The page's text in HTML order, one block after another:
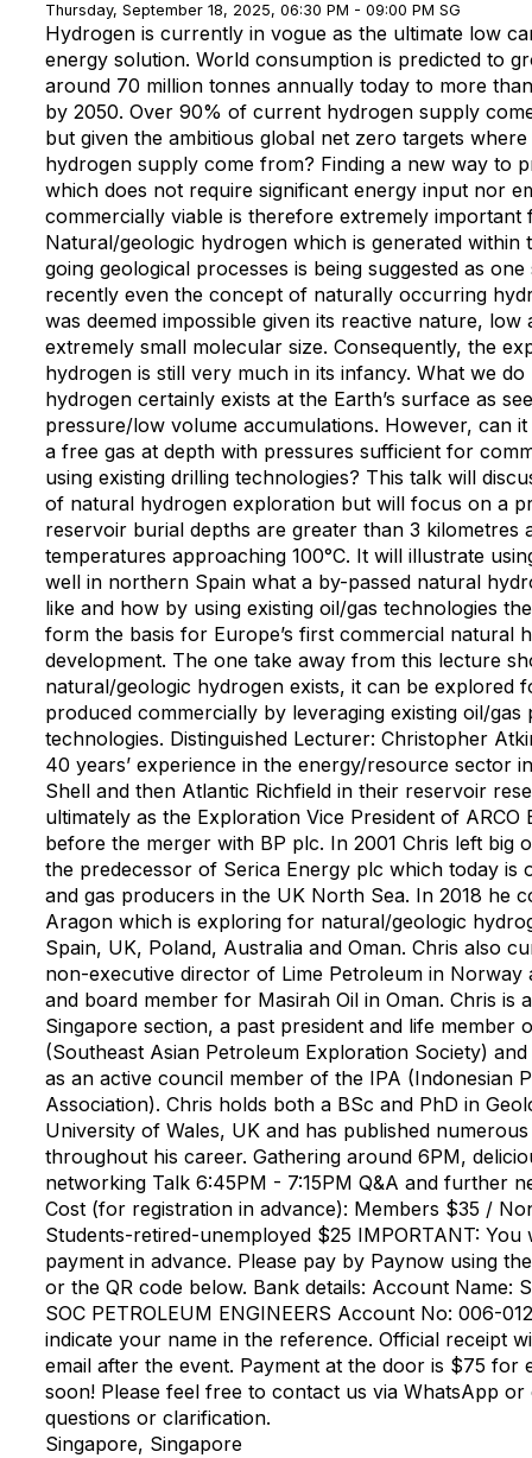
Thursday, September 18, 2025, 06:30 PM - 09:00 PM SG
Hydrogen is currently in vogue as the ultimate low
energy solution. World consumption is predicted to
around 70 million tonnes annually today to more
by 2050. Over 90% of current hydrogen supply
but given the ambitious global net zero targets
hydrogen supply come from? Finding a new way to
which does not require significant energy input nor
commercially viable is therefore extremely important
Natural/geologic hydrogen which is generated within
going geological processes is being suggested as
recently even the concept of naturally occurring
was deemed impossible given its reactive nature, low
extremely small molecular size. Consequently, the
hydrogen is still very much in its infancy. What we
hydrogen certainly exists at the Earth’s surface as
pressure/low volume accumulations. However, can
a free gas at depth with pressures sufficient for
using existing drilling technologies? This talk will
of natural hydrogen exploration but will focus on a
reservoir burial depths are greater than 3 kilometres
temperatures approaching 100°C. It will illustrate
well in northern Spain what a by-passed natural
like and how by using existing oil/gas technologies
form the basis for Europe’s first commercial natural
development. The one take away from this lecture
natural/geologic hydrogen exists, it can be explored
produced commercially by leveraging existing oil/gas
technologies. Distinguished Lecturer: Christopher
40 years’ experience in the energy/resource sector
Shell and then Atlantic Richfield in their reservoir
ultimately as the Exploration Vice President of ARCO
before the merger with BP plc. In 2001 Chris left big
the predecessor of Serica Energy plc which today is
and gas producers in the UK North Sea. In 2018 he
Aragon which is exploring for natural/geologic
Spain, UK, Poland, Australia and Oman. Chris also
non-executive director of Lime Petroleum in Norway
and board member for Masirah Oil in Oman. Chris is
Singapore section, a past president and life member
(Southeast Asian Petroleum Exploration Society)
as an active council member of the IPA (Indonesian
Association). Chris holds both a BSc and PhD in
University of Wales, UK and has published
throughout his career. Gathering around 6PM,
networking Talk 6:45PM - 7:15PM Q&A and further
Cost (for registration in advance): Members $35 /
Students-retired-unemployed $25 IMPORTANT: You
payment in advance. Please pay by Paynow using
or the QR code below. Bank details: Account Name:
SOC PETROLEUM ENGINEERS Account No: 006-
indicate your name in the reference. Official receipt
email after the event. Payment at the door is $75 for
soon! Please feel free to contact us via WhatsApp
questions or clarification.
Singapore, Singapore